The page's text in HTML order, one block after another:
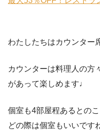
わたしたちはカウンター
カウンターは料理人の方
があって楽しめます♩
個室も4部屋程あるとの
どの際は個室もいいです